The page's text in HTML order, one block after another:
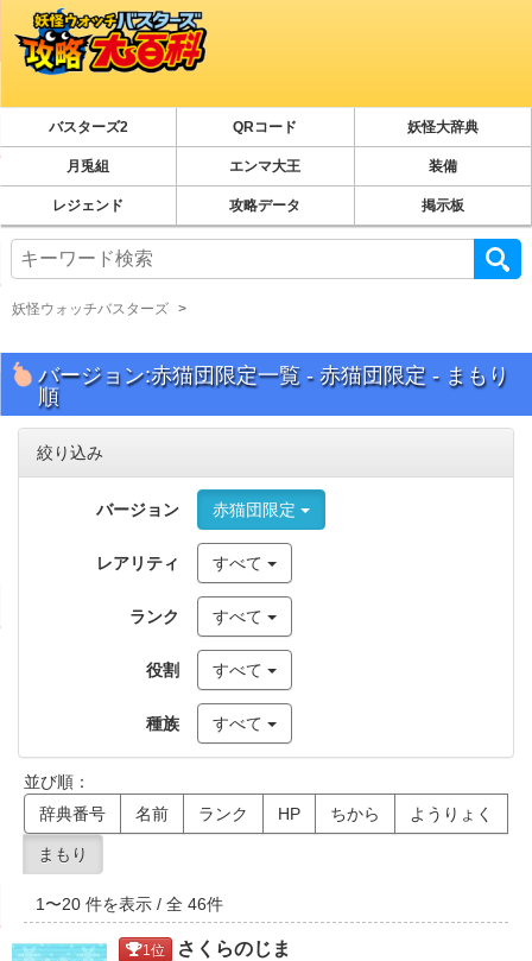
バスターズ2 QRコード 妖怪大辞典
月兎組 エンマ大王 装備
レジェンド 攻略データ 掲示板
妖怪ウォッチバスターズ
バージョン:赤猫団限定一覧 - 赤猫団限定 - まもり
順
絞り込み
バージョン 赤猫団限定
レアリティ すべて
ランク すべて
役割 すべて
種族 すべて
並び順：
辞典番号
名前 ランク HP ちから ようりょく
まもり
1 〜20 件を表示 / 全 46件
1位 さくらのじま